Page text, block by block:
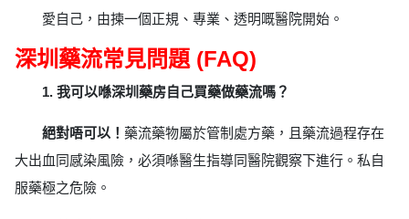
愛自己，由揀一個正規、專業、透明嘅醫院開始。
深圳藥流常見問題 (FAQ)
1. 我可以喺深圳藥房自己買藥做藥流嗎？
絕對唔可以！ 藥流藥物屬於管制處方藥，且藥流過程存在
大出血同感染風險，必須喺醫生指導同醫院觀察下進行。私自
服藥極之危險。